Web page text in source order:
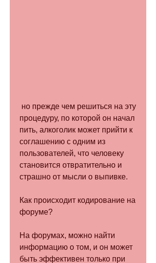
процедуру, по которой он начал
пить, алкоголик может прийти к
соглашению с одним из
пользователей, что человеку
становится отвратительно и
страшно от мысли о выпивке.
Как происходит кодирование на
форуме?
На форумах, можно найти
информацию о том, и он может
быть эффективен только при